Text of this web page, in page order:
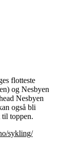
flotteste
og Nesbyen
Nesbyen
også bli
toppen.
sykling/